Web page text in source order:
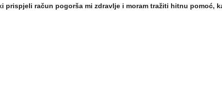
prispjeli račun pogorša mi zdravlje i moram tražiti hitnu pomoć,